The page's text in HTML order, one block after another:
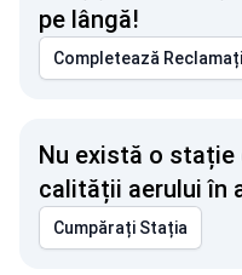
pe lângă!
Completează
Nu există o stație
calității aerului în
Cumpărați Stația